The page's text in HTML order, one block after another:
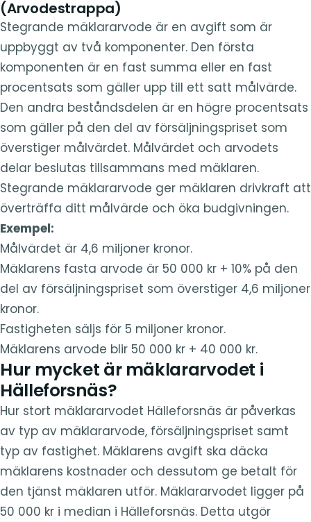
(Arvodestrappa)
Stegrande mäklararvode är en avgift som är
uppbyggt av två komponenter. Den första
komponenten är en fast summa eller en fast
procentsats som gäller upp till ett satt målvärde.
Den andra beståndsdelen är en högre procentsats
som gäller på den del av försäljningspriset som
överstiger målvärdet. Målvärdet och arvodets
delar beslutas tillsammans med mäklaren.
Stegrande mäklararvode ger mäklaren drivkraft att
överträffa ditt målvärde och öka budgivningen.
Exempel:
Målvärdet är 4,6 miljoner kronor.
Mäklarens fasta arvode är 50 000 kr + 10% på den
del av försäljningspriset som överstiger 4,6 miljoner
kronor.
Fastigheten säljs för 5 miljoner kronor.
Mäklarens arvode blir 50 000 kr + 40 000 kr.
Hur mycket är mäklararvodet i
Hälleforsnäs?
Hur stort mäklararvodet Hälleforsnäs är påverkas
av typ av mäklararvode, försäljningspriset samt
typ av fastighet. Mäklarens avgift ska däcka
mäklarens kostnader och dessutom ge betalt för
den tjänst mäklaren utför. Mäklararvodet ligger på
50 000 kr i median i Hälleforsnäs. Detta utgör